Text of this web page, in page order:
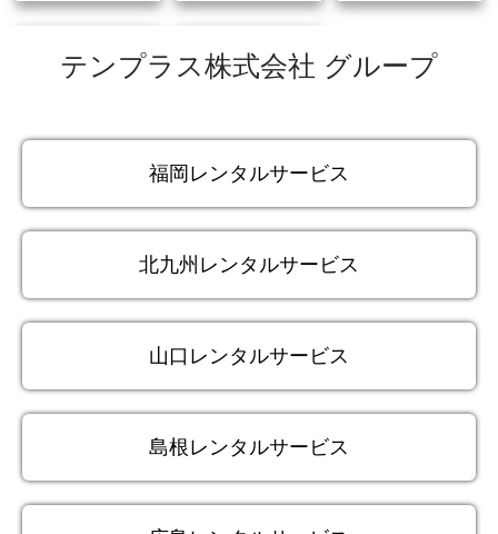
テンプラス株式会社 グループ
福岡レンタルサービス
北九州レンタルサービス
山口レンタルサービス
島根レンタルサービス